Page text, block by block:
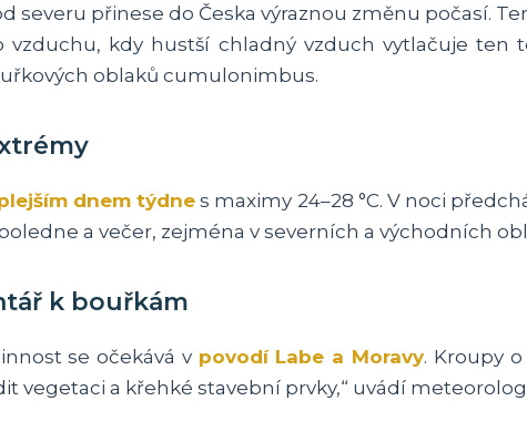
severu přinese do Česka výraznou změnu počasí.
kdy hustší chladný vzduch vytlačuje ten
oblaků cumulonimbus.
dnem týdnes maximy 24–28 °C. V noci
a večer, zejména v severních a východních
k bouřkám
se očekává v povodí Labe a Moravy. Kroupy
vegetaci a křehké stavební prvky,“ uvádí meteorolog